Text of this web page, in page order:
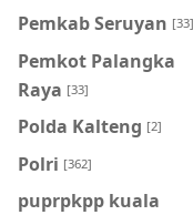
Pemkab Seruyan [33]
Pemkot Palangka
Raya [33]
Polda Kalteng [2]
Polri [362]
puprpkpp kuala